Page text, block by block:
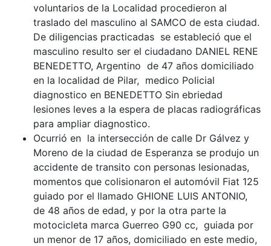
voluntarios de la Localidad procedieron al
traslado del masculino al SAMCO de esta ciudad.
De diligencias practicadas se estableció que el
masculino resulto ser el ciudadano DANIEL RENE
BENEDETTO, Argentino de 47 años domiciliado
en la localidad de Pilar, medico Policial
diagnostico en BENEDETTO Sin ebriedad
lesiones leves a la espera de placas radiográficas
para ampliar diagnostico.
Ocurrió en la intersección de calle Dr Gálvez y
Moreno de la ciudad de Esperanza se produjo un
accidente de transito con personas lesionadas,
momentos que colisionaron el automóvil Fiat 125
guiado por el llamado GHIONE LUIS ANTONIO,
de 48 años de edad, y por la otra parte la
motocicleta marca Guerreo G90 cc, guiada por
un menor de 17 años, domiciliado en este medio,